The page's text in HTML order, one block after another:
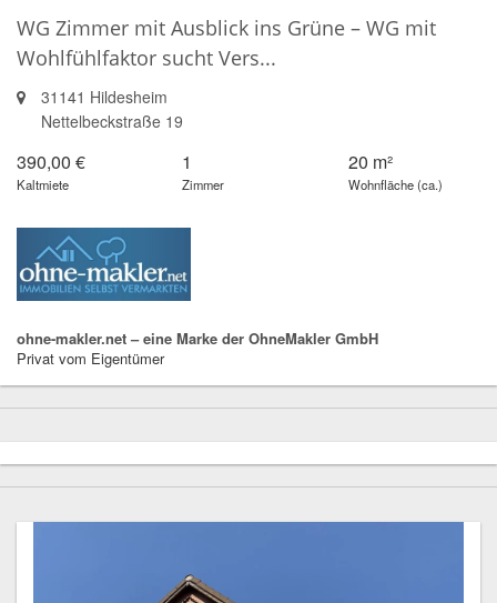
WG Zimmer mit Ausblick ins Grüne – WG mit
Wohlfühlfaktor sucht Vers...
31141 Hildesheim
Nettelbeckstraße 19
390,00 €
Kaltmiete
1
Zimmer
20 m²
Wohnfläche (ca.)
ohne-makler.net – eine Marke der OhneMakler GmbH
Privat vom Eigentümer